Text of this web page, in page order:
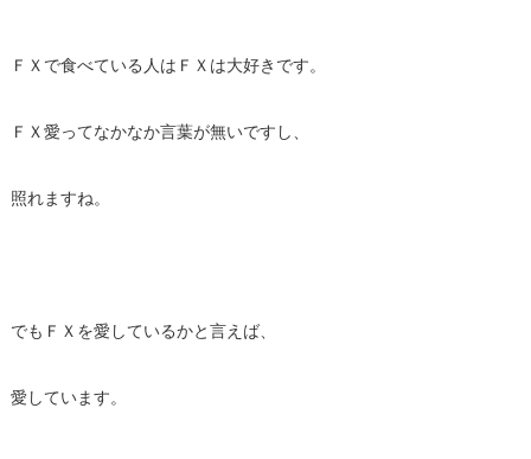
ＦＸで食べている人はＦＸは大好きです。
ＦＸ愛ってなかなか言葉が無いですし、
照れますね。
でもＦＸを愛しているかと言えば、
愛しています。